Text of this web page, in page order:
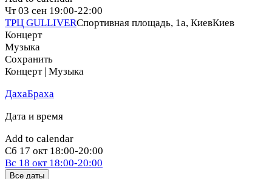
Чт 03 сен 19:00-22:00
ТРЦ GULLIVERСпортивная площадь, 1a, КиевКиев
Концерт
Музыка
Сохранить
Концерт | Музыка
ДахаБраха
Дата и время
Add to calendar
Сб 17 окт 18:00-20:00
Вс 18 окт 18:00-20:00
Все даты